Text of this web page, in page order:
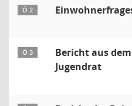
Ö 2
Ö 3
Bericht aus
Jugendrat